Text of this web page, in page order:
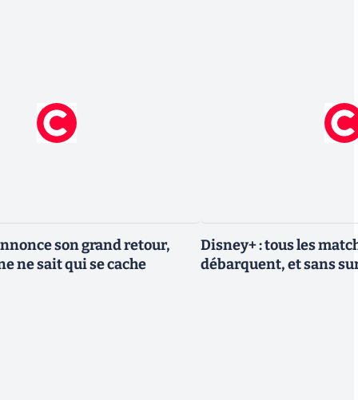
son grand retour,
ne sait qui se cache
Disney+ : tous les
débarquent, et sans